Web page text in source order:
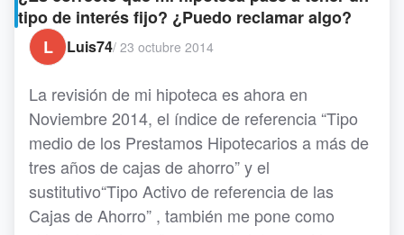
tipo de interés fijo? ¿Puedo reclamar algo?
L
Luis74/ 23 octubre 2014
La revisión de mi hipoteca es ahora en
Noviembre 2014, el índice de referencia “Tipo
medio de los Prestamos Hipotecarios a más de
tres años de cajas de ahorro” y el
sustitutivo“Tipo Activo de referencia de las
Cajas de Ahorro” , también me pone como